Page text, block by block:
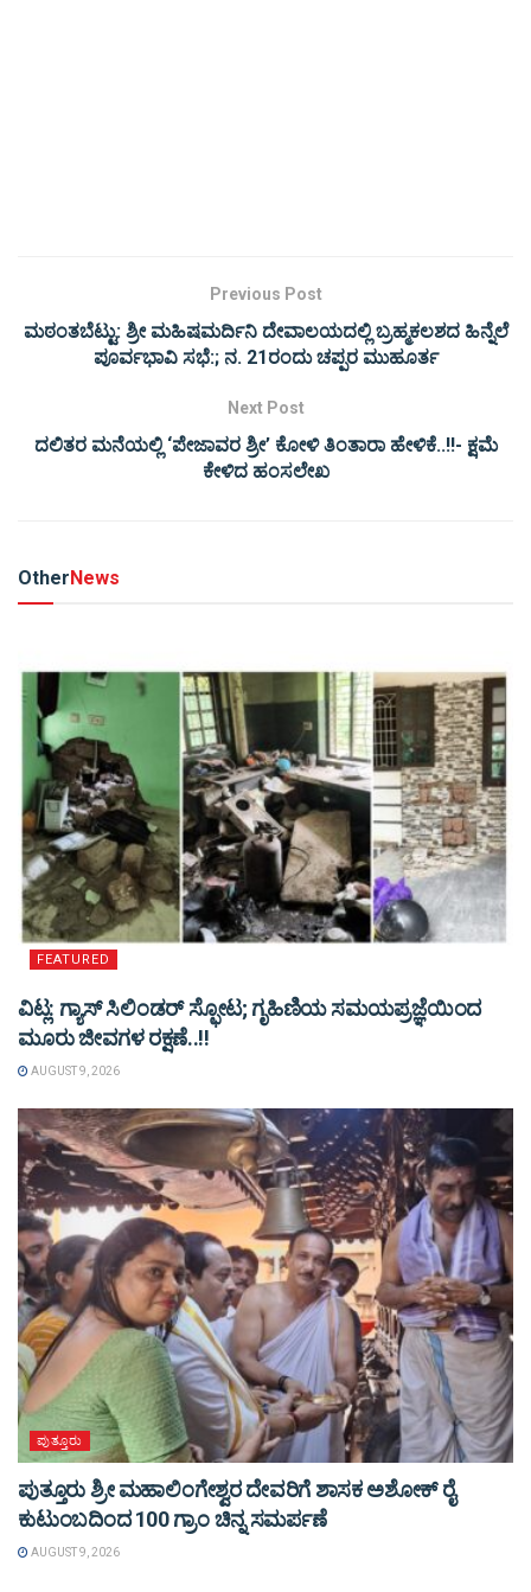
Previous Post
ಮಠಂತಬೆಟ್ಟು: ಶ್ರೀ ಮಹಿಷಮರ್ದಿನಿ ದೇವಾಲಯದಲ್ಲಿ ಬ್ರಹ್ಮಕಲಶದ ಹಿನ್ನೆಲೆ
ಪೂರ್ವಭಾವಿ ಸಭೆ:; ನ. 21ರಂದು ಚಪ್ಪರ ಮುಹೂರ್ತ
Next Post
ದಲಿತರ ಮನೆಯಲ್ಲಿ ‘ಪೇಜಾವರ ಶ್ರೀ’ ಕೋಳಿ ತಿಂತಾರಾ ಹೇಳಿಕೆ..!!- ಕ್ಷಮೆ
ಕೇಳಿದ ಹಂಸಲೇಖ
OtherNews
FEATURED
ವಿಟ್ಲ: ಗ್ಯಾಸ್ ಸಿಲಿಂಡರ್ ಸ್ಫೋಟ; ಗೃಹಿಣಿಯ ಸಮಯಪ್ರಜ್ಞೆಯಿಂದ
ಮೂರು ಜೀವಗಳ ರಕ್ಷಣೆ..!!
AUGUST 9, 2026
ಪುತ್ತೂರು
ಪುತ್ತೂರು ಶ್ರೀ ಮಹಾಲಿಂಗೇಶ್ವರ ದೇವರಿಗೆ ಶಾಸಕ ಅಶೋಕ್ ರೈ
ಕುಟುಂಬದಿಂದ 100 ಗ್ರಾಂ ಚಿನ್ನ ಸಮರ್ಪಣೆ
AUGUST 9, 2026